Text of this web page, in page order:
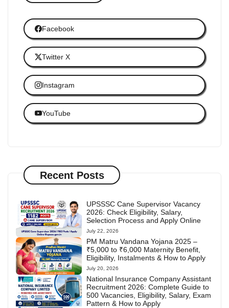
Facebook
Twitter X
Instagram
YouTube
Recent Posts
UPSSSC Cane Supervisor Vacancy
2026: Check Eligibility, Salary,
Selection Process and Apply Online
July 22, 2026
PM Matru Vandana Yojana 2025 –
₹5,000 to ₹6,000 Maternity Benefit,
Eligibility, Instalments & How to Apply
July 20, 2026
National Insurance Company Assistant
Recruitment 2026: Complete Guide to
500 Vacancies, Eligibility, Salary, Exam
Pattern & How to Apply